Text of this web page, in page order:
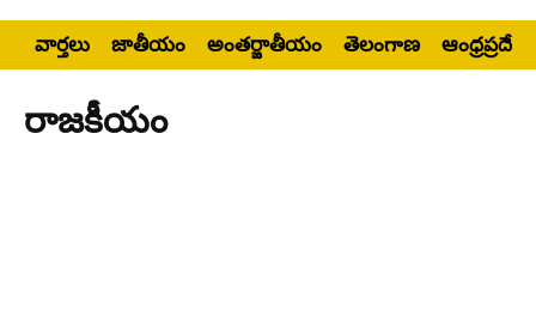
వార్తలు జాతీయం అంతర్జాతీయం తెలంగాణ ఆంధ్రప్రదేశ్
రాజకీయం